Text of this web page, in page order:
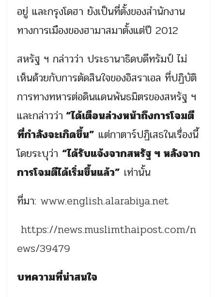
อยู่ และกรุงโดฮา ยังเป็นที่ตั้งของสำนักงาน
ทางการเมืองของฮามาสมาตั้งแต่ปี 2012
สหรัฐ ฯ กล่าวว่า ประธานาธิดบดีทรัมป์ ไม่
เห็นด้วยกับการตัดสินใจของอิสราเอล ที่ปฏิบัติ
การทางทหารต่อดินแดนพันธมิตรของสหรัฐ ฯ
และกล่าวว่า “ได้เตือนล่วงหน้าถึงการโจมตี
ที่กำลังจะเกิดขึ้น” แต่กาตาร์ปฏิเสธในเรื่องนี้
โดยระบุว่า “ได้รับแจ้งจากสหรัฐ ฯ หลังจาก
การโจมตีได้เริ่มขึ้นแล้ว” เท่านั้น
ที่มา: www.english.alarabiya.net
https://news.muslimthaipost.com/n
ews/39479
บทความที่น่าสนใจ